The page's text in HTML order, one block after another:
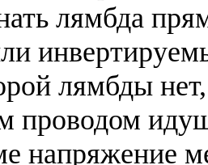
лямбда
лямбды
проводом
напряжение